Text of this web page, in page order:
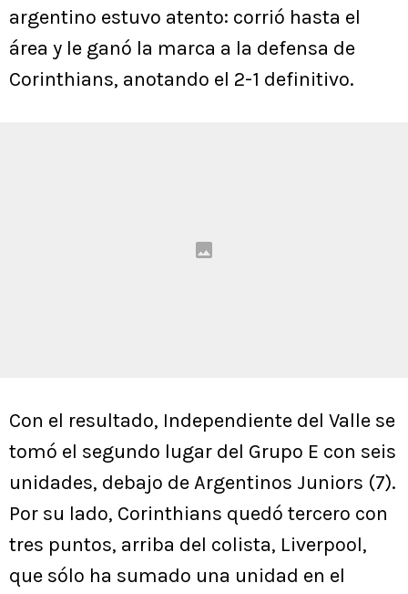
argentino estuvo atento: corrió hasta el
área y le ganó la marca a la defensa de
Corinthians, anotando el 2-1 definitivo.
Con el resultado, Independiente del Valle se
tomó el segundo lugar del Grupo E con seis
unidades, debajo de Argentinos Juniors (7).
Por su lado, Corinthians quedó tercero con
tres puntos, arriba del colista, Liverpool,
que sólo ha sumado una unidad en el